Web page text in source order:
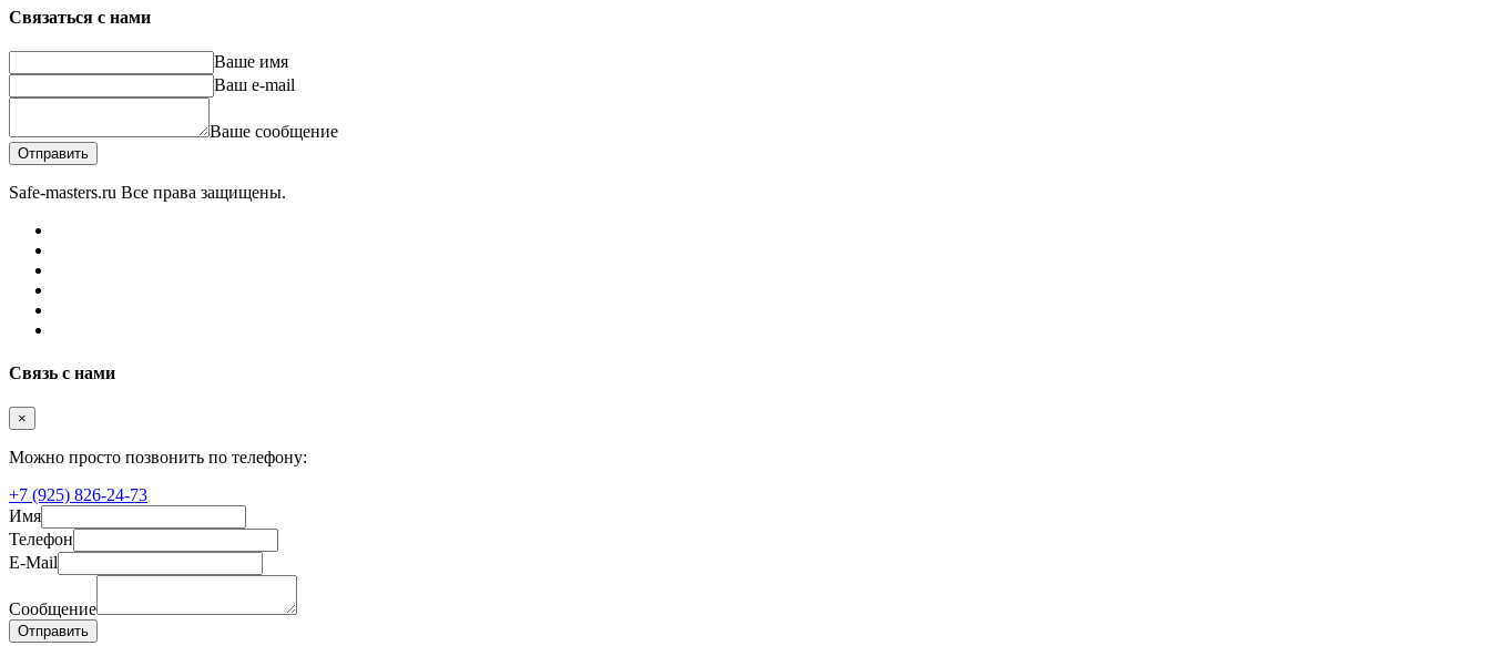
Связаться с нами
Ваше имя
Ваш e-mail
Ваше сообщение
Отправить
Safe-masters.ru Все права защищены.
Связь с нами
×
Можно просто позвонить по телефону:
+7 (925) 826-24-73
Имя
Телефон
E-Mail
Сообщение
Отправить